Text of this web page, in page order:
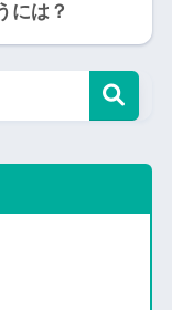
には？